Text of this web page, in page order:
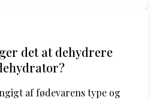
det at dehydrere
af fødevarens type og